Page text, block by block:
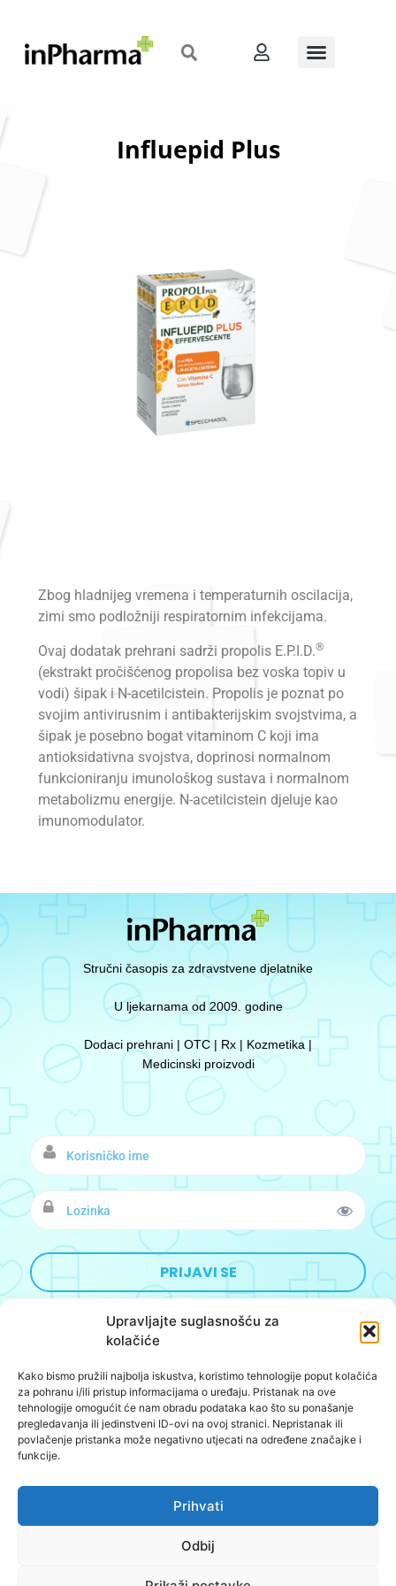
Upravljajte suglasnošću za
kolačiće
Kako bismo pružili najbolja iskustva, koristimo tehnologije poput kolačića
za pohranu i/ili pristup informacijama o uređaju. Pristanak na ove
tehnologije omogućit će nam obradu podataka kao što su ponašanje
pregledavanja ili jedinstveni ID-ovi na ovoj stranici. Nepristanak ili
povlačenje pristanka može negativno utjecati na određene značajke i
funkcije.
Prihvati
Odbij
Influepid Plus
Zbog hladnijeg vremena i temperaturnih oscilacija,
zimi smo podložniji respiratornim infekcijama.
Ovaj dodatak prehrani sadrži propolis E.P.I.D.®
(ekstrakt pročišćenog propolisa bez voska topiv u
vodi) šipak i N-acetilcistein. Propolis je poznat po
svojim antivirusnim i antibakterijskim svojstvima, a
šipak je posebno bogat vitaminom C koji ima
antioksidativna svojstva, doprinosi normalnom
funkcioniranju imunološkog sustava i normalnom
metabolizmu energije. N-acetilcistein djeluje kao
imunomodulator.
Stručni časopis za zdravstvene djelatnike
U ljekarnama od 2009. godine
Dodaci prehrani | OTC | Rx | Kozmetika |
Medicinski proizvodi
Designed&Developed by:BoomBushBoo
O nama
Kontakt
Kreativna kancelarija d.o.o.